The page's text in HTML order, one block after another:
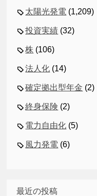
太陽光発電 (1,209)
投資実績 (32)
株 (106)
法人化 (14)
確定拠出型年金 (2)
終身保険 (2)
電力自由化 (5)
風力発電 (6)
最近の投稿